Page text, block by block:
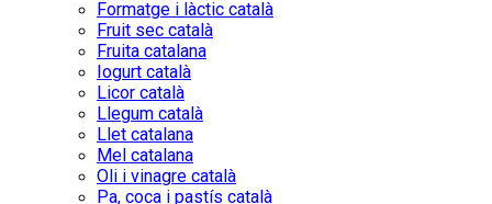
Formatge i làctic català
Fruit sec català
Fruita catalana
Iogurt català
Licor català
Llegum català
Llet catalana
Mel catalana
Oli i vinagre català
Pa, coca i pastís català